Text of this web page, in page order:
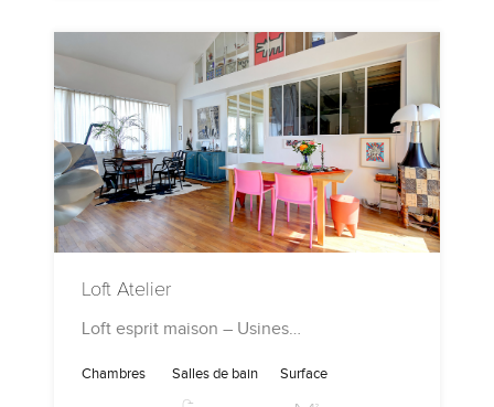
Loft Atelier
Loft esprit maison – Usines…
Chambres Salles de bain Surface